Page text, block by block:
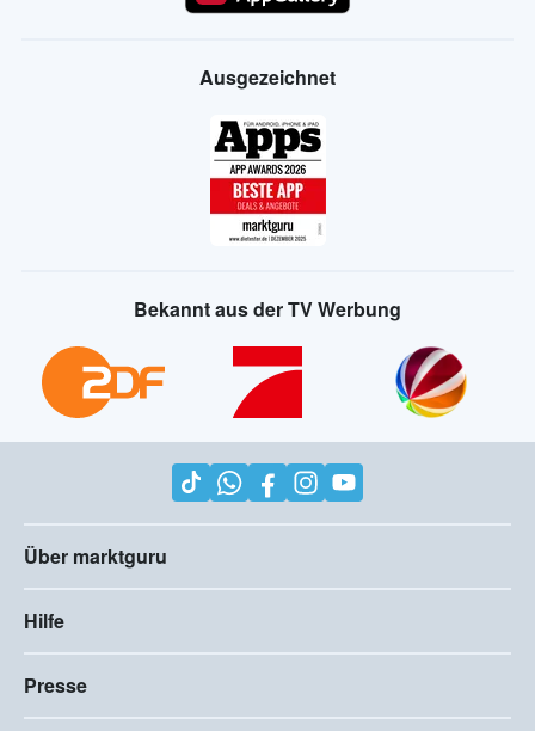
Ausgezeichnet
Bekannt aus der TV Werbung
Über marktguru
Hilfe
Presse